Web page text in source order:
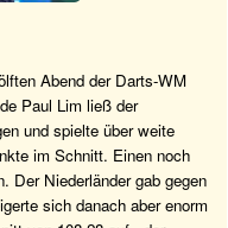
Abend der Darts-WM
Paul Lim ließ der
und spielte über weite
im Schnitt. Einen noch
Der Niederländer gab gegen
sich danach aber enorm